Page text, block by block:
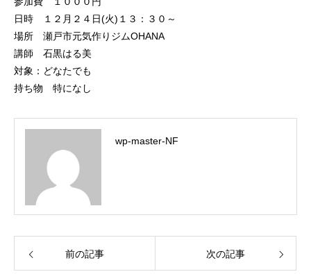
日時 １２月２４日(火)１３：３０～
場所 瀬戸市元気作りジムOHANA
講師 石黒はる美
対象：どなたでも
持ち物 特になし
wp-master-NF
前の記事 次の記事